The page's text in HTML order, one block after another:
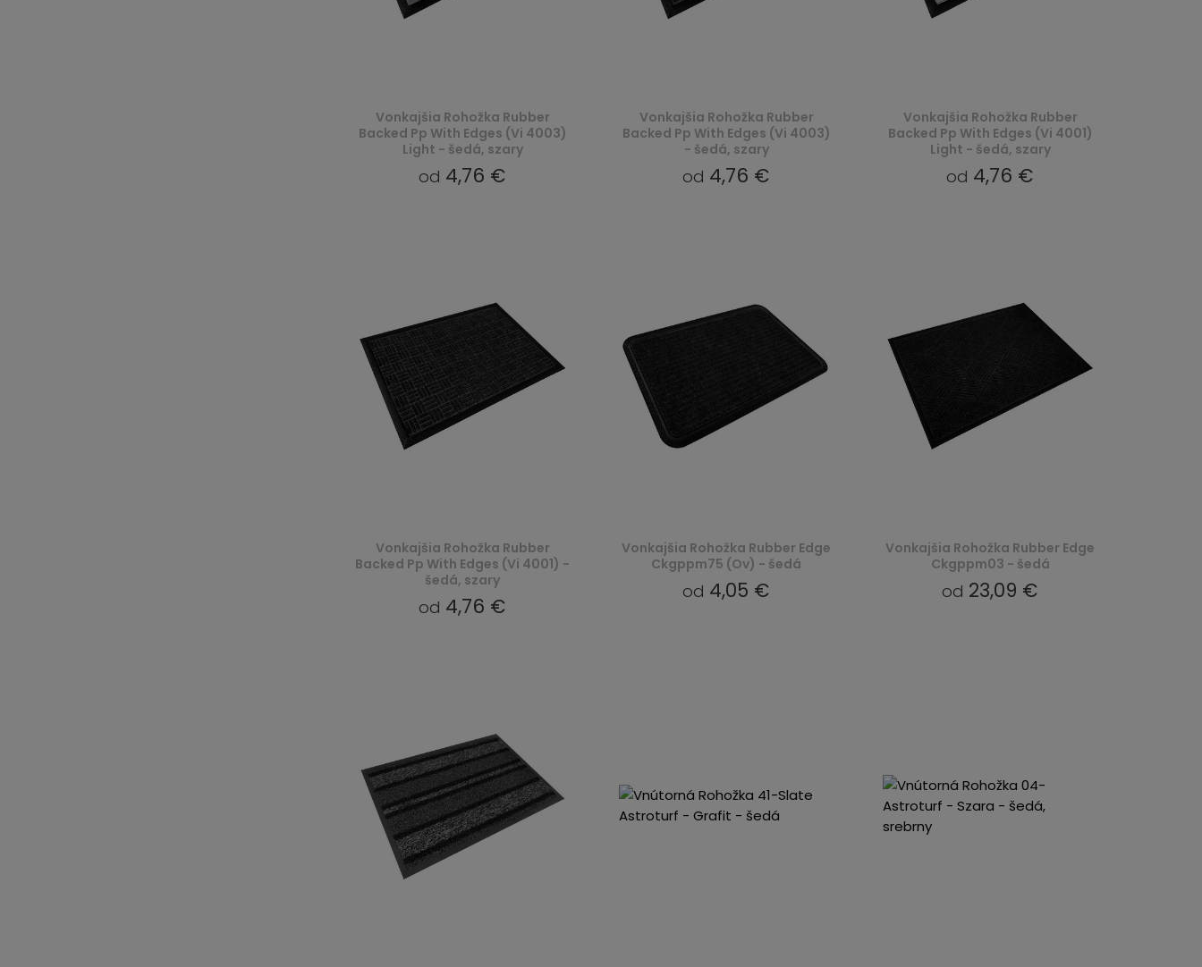
Vonkajšia Rohožka Rubber
Backed Pp With Edges (Vi 4003)
Light - šedá, szary
od 4,76 €
Vonkajšia Rohožka Rubber
Backed Pp With Edges (Vi 4003)
- šedá, szary
od 4,76 €
Vonkajšia Rohožka Rubber
Backed Pp With Edges (Vi 4001)
Light - šedá, szary
od 4,76 €
Vonkajšia Rohožka Rubber
Backed Pp With Edges (Vi 4001) -
šedá, szary
od 4,76 €
Vonkajšia Rohožka Rubber Edge
Ckgppm75 (Ov) - šedá
od 4,05 €
Vonkajšia Rohožka Rubber Edge
Ckgppm03 - šedá
od 23,09 €